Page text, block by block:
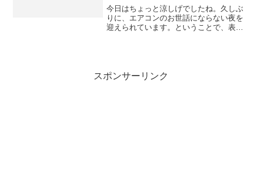
今日はちょっと涼しげでしたね。久しぶ
りに、エアコンのお世話にならない夜を
迎えられています。ということで、表題
スポンサーリンク